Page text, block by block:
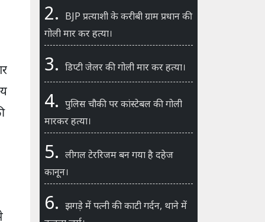
2. BJP प्रत्याशी के करीबी ग्राम प्रधान की
गोली मार कर हत्या।
3. डिप्टी जेलर की गोली मार कर हत्या।
4. पुलिस चौकी पर कांस्टेबल की गोली
मारकर हत्या।
5. लीगल टेररिजम बन गया है दहेज
कानून।
6. झगड़े में पत्नी की काटी गर्दन, थाने में